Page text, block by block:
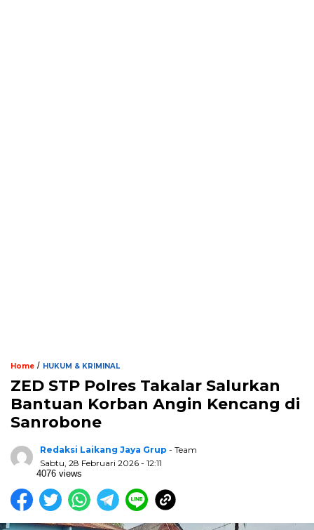
Home / HUKUM & KRIMINAL
ZED STP Polres Takalar Salurkan
Bantuan Korban Angin Kencang di
Sanrobone
Redaksi Laikang Jaya Grup - Team
Sabtu, 28 Februari 2026 - 12:11
4076 views